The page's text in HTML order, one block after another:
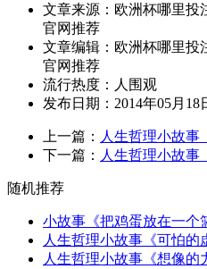
文章来源：欧洲杯哪里投
官网推荐
文章编辑：欧洲杯哪里投
官网推荐
流行热度： 人围观
发布日期：2014年05月18
上一篇： 人生哲理小故事
下一篇： 人生哲理小故事
随机推荐
小故事《把鸡蛋放在一个
人生哲理小故事《可怕的
人生哲理小故事《想像的